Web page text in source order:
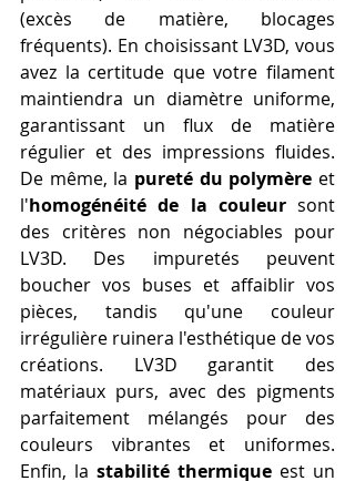
(excès de matière, blocages
fréquents). En choisissant LV3D, vous
avez la certitude que votre filament
maintiendra un diamètre uniforme,
garantissant un flux de matière
régulier et des impressions fluides.
De même, la pureté du polymère et
l'homogénéité de la couleur sont
des critères non négociables pour
LV3D. Des impuretés peuvent
boucher vos buses et affaiblir vos
pièces, tandis qu'une couleur
irrégulière ruinera l'esthétique de vos
créations. LV3D garantit des
matériaux purs, avec des pigments
parfaitement mélangés pour des
couleurs vibrantes et uniformes.
Enfin, la stabilité thermique est un